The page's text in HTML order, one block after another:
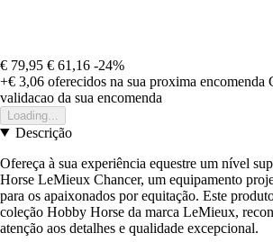
€ 79,95 € 61,16 -24%
+€ 3,06 oferecidos na sua proxima encomenda
validacao da sua encomenda
Loading...
Descrição
Ofereça à sua experiência equestre um nível
Horse LeMieux Chancer, um equipamento
para os apaixonados por equitação. Este
coleção Hobby Horse da marca LeMieux,
atenção aos detalhes e qualidade excepcional.